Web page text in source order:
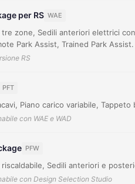
per RS WAE
tre zone, Sedili anteriori elettrici
Park Assist, Trained Park
RS
PFT
Piano carico variabile,
con WAE e WAD
PFW
riscaldabile, Sedili anteriori e
con Design Selection Studio